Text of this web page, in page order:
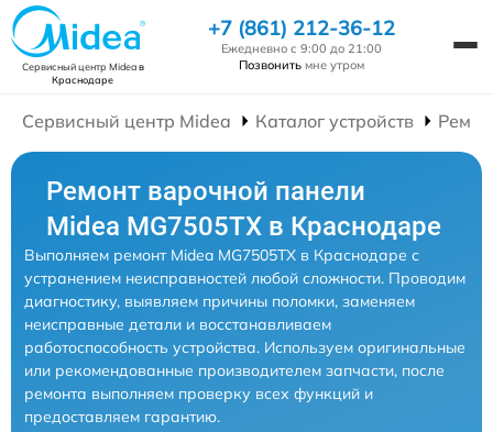
Сервисный центр Mideaв
Краснодаре
+7 (861) 212-36-12
Ежедневно с 9:00 до 21:00
Позвонить мне утром
Сервисный центр Midea Каталог устройств
Ремонт варочной панели
Midea MG7505TX в Краснодаре
Выполняем ремонт Midea MG7505TX в Краснодаре с
устранением неисправностей любой сложности. Проводим
диагностику, выявляем причины поломки, заменяем
неисправные детали и восстанавливаем
работоспособность устройства. Используем оригинальные
или рекомендованные производителем запчасти, после
ремонта выполняем проверку всех функций и
предоставляем гарантию.